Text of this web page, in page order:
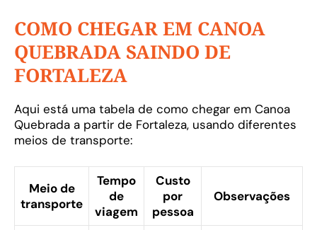
COMO CHEGAR EM CANOA
QUEBRADA SAINDO DE
FORTALEZA
Aqui está uma tabela de como chegar em Canoa
Quebrada a partir de Fortaleza, usando diferentes
meios de transporte:
Meio de
transporte
Tempo
de
viagem
Custo
por
pessoa
Observações